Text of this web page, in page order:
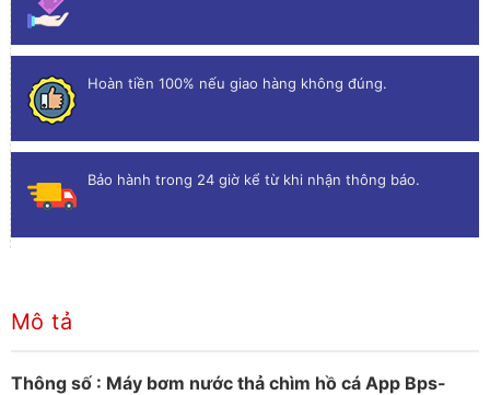
Hoàn tiền 100% nếu giao hàng không đúng.
Bảo hành trong 24 giờ kể từ khi nhận thông báo.
Mô tả
Thông số : Máy bơm nước thả chìm hồ cá App Bps-